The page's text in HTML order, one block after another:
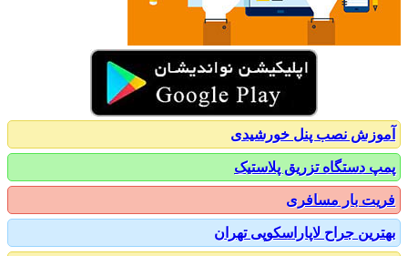
نصب پنل خورشیدی
دستگاه تزریق پلاستیک
بار مسافری
جراح لاپاراسکوپی تهران